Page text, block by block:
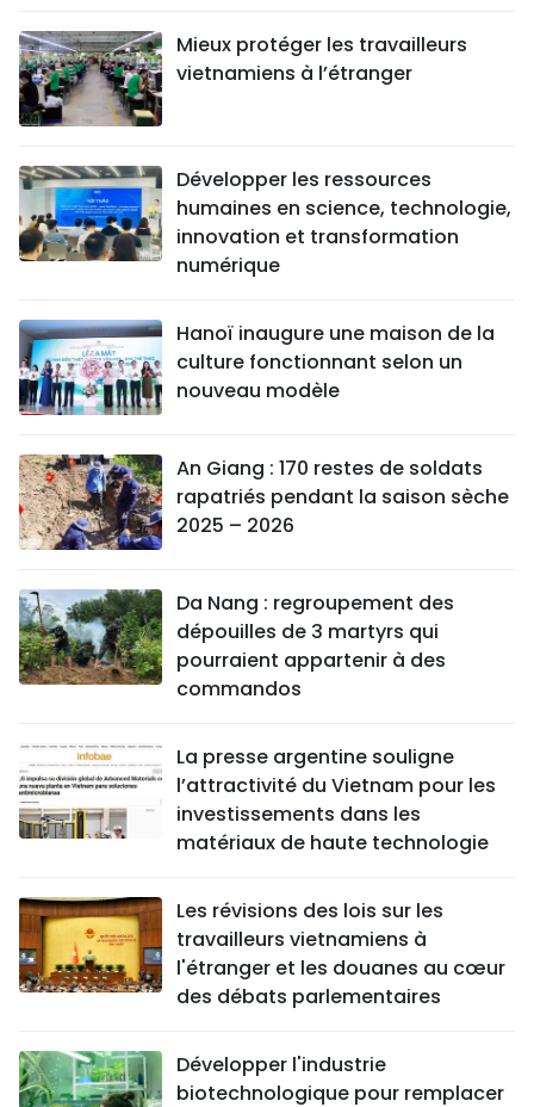
Mieux protéger les travailleurs
vietnamiens à l’étranger
Développer les ressources
humaines en science, technologie,
innovation et transformation
numérique
Hanoï inaugure une maison de la
culture fonctionnant selon un
nouveau modèle
An Giang : 170 restes de soldats
rapatriés pendant la saison sèche
2025 – 2026
Da Nang : regroupement des
dépouilles de 3 martyrs qui
pourraient appartenir à des
commandos
La presse argentine souligne
l’attractivité du Vietnam pour les
investissements dans les
matériaux de haute technologie
Les révisions des lois sur les
travailleurs vietnamiens à
l'étranger et les douanes au cœur
des débats parlementaires
Développer l'industrie
biotechnologique pour remplacer